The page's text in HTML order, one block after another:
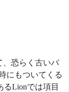
、恐らく古いバ
にもついてくる
Lionでは項目